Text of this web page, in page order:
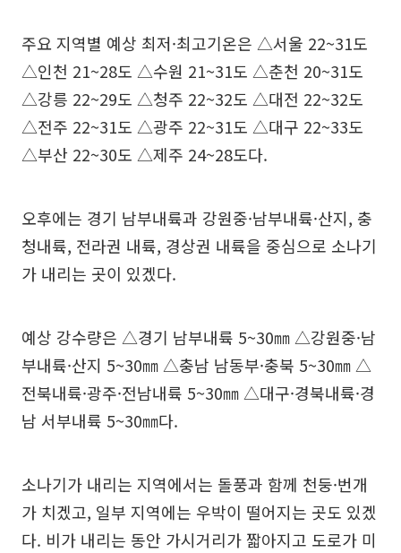
주요 지역별 예상 최저·최고기온은 △서울 22~31도
△인천 21~28도 △수원 21~31도 △춘천 20~31도
△강릉 22~29도 △청주 22~32도 △대전 22~32도
△전주 22~31도 △광주 22~31도 △대구 22~33도
△부산 22~30도 △제주 24~28도다.
오후에는 경기 남부내륙과 강원중·남부내륙·산지, 충
청내륙, 전라권 내륙, 경상권 내륙을 중심으로 소나기
가 내리는 곳이 있겠다.
예상 강수량은 △경기 남부내륙 5~30㎜ △강원중·남
부내륙·산지 5~30㎜ △충남 남동부·충북 5~30㎜ △
전북내륙·광주·전남내륙 5~30㎜ △대구·경북내륙·경
남 서부내륙 5~30㎜다.
소나기가 내리는 지역에서는 돌풍과 함께 천둥·번개
가 치겠고, 일부 지역에는 우박이 떨어지는 곳도 있겠
다. 비가 내리는 동안 가시거리가 짧아지고 도로가 미